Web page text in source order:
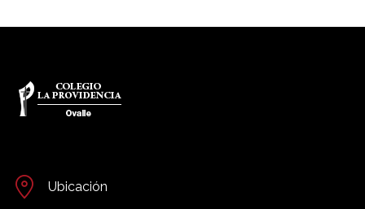
Ubicación